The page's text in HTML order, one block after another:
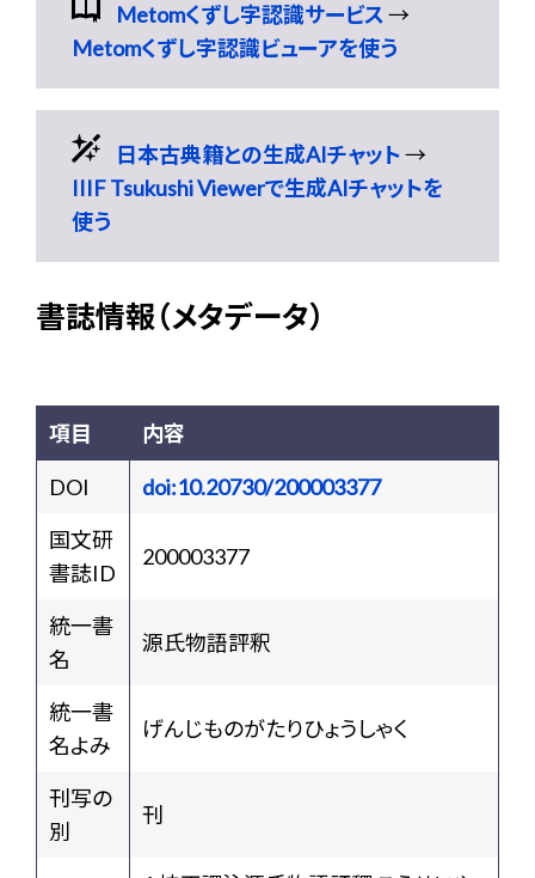
Metomくずし字認識サービス→
Metomくずし字認識ビューアを使う
日本古典籍との生成AIチャット→
IIIF Tsukushi Viewerで生成AIチャットを
使う
書誌情報（メタデータ）
項目 内容
DOI
doi:10.20730/200003377
国文研
書誌ID
200003377
統一書
名
源氏物語評釈
統一書
名よみ
げんじものがたりひょうしゃく
刊写の
別
刊